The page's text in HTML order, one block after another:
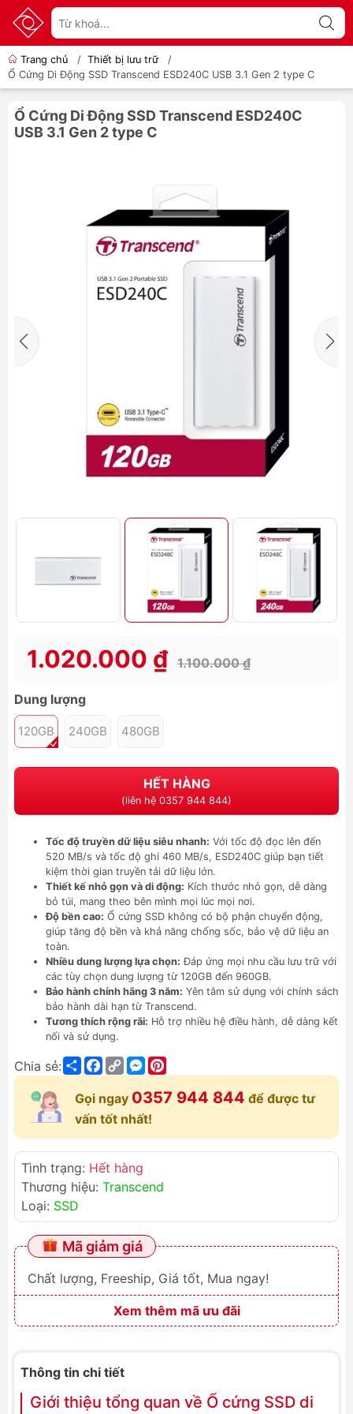
Trang chủ / Thiết bị lưu trữ
/
Ổ Cứng Di Động SSD Transcend ESD240C USB 3.1 Gen 2 type C
Ổ Cứng Di Động SSD Transcend ESD240C
USB 3.1 Gen 2 type C
1.020.000 ₫ 1.100.000 ₫
Dung lượng
120GB 240GB 480GB
HẾT HÀNG
(liên hệ 0357 944 844)
Tốc độ truyền dữ liệu siêu nhanh: Với tốc độ đọc lên đến
520 MB/s và tốc độ ghi 460 MB/s, ESD240C giúp bạn tiết
kiệm thời gian truyền tải dữ liệu lớn.
Thiết kế nhỏ gọn và di động: Kích thước nhỏ gọn, dễ dàng
bỏ túi, mang theo bên mình mọi lúc mọi nơi.
Độ bền cao: Ổ cứng SSD không có bộ phận chuyển động,
giúp tăng độ bền và khả năng chống sốc, bảo vệ dữ liệu an
toàn.
Nhiều dung lượng lựa chọn: Đáp ứng mọi nhu cầu lưu trữ với
các tùy chọn dung lượng từ 120GB đến 960GB.
Bảo hành chính hãng 3 năm: Yên tâm sử dụng với chính sách
bảo hành dài hạn từ Transcend.
Tương thích rộng rãi: Hỗ trợ nhiều hệ điều hành, dễ dàng kết
nối và sử dụng.
Chia sẻ: ShareFacebook
Copy
Link
Messenger
Gọi ngay 0357 944 844 để được tư
vấn tốt nhất!
Tình trạng: Hết hàng
Thương hiệu: Transcend
Loại: SSD
Mã giảm giá
Chất lượng, Freeship, Giá tốt, Mua ngay!
Xem thêm mã ưu đãi
Thông tin chi tiết
Giới thiệu tổng quan về Ổ cứng SSD di